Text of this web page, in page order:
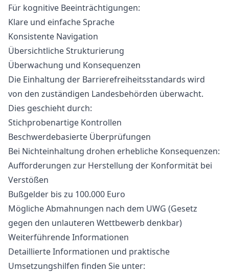
Für kognitive Beeinträchtigungen:
Klare und einfache Sprache
Konsistente Navigation
Übersichtliche Strukturierung
Überwachung und Konsequenzen
Die Einhaltung der Barrierefreiheitsstandards wird
von den zuständigen Landesbehörden überwacht.
Dies geschieht durch:
Stichprobenartige Kontrollen
Beschwerdebasierte Überprüfungen
Bei Nichteinhaltung drohen erhebliche Konsequenzen:
Aufforderungen zur Herstellung der Konformität bei
Verstößen
Bußgelder bis zu 100.000 Euro
Mögliche Abmahnungen nach dem UWG (Gesetz
gegen den unlauteren Wettbewerb denkbar)
Weiterführende Informationen
Detaillierte Informationen und praktische
Umsetzungshilfen finden Sie unter: